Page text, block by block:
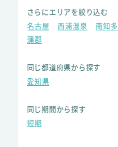
さらにエリアを絞り込む
名古屋
西浦温泉 南知多
蒲郡
同じ都道府県から探す
愛知県
同じ期間から探す
短期